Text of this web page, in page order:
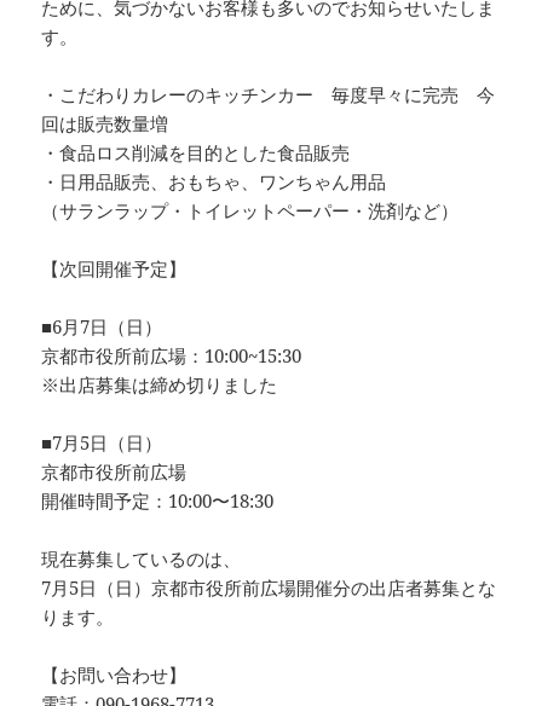
ために、気づかないお客様も多いのでお知らせいたしま
す。
・こだわりカレーのキッチンカー 毎度早々に完売 今
回は販売数量増
・食品ロス削減を目的とした食品販売
・日用品販売、おもちゃ、ワンちゃん用品
（サランラップ・トイレットペーパー・洗剤など）
【次回開催予定】
■6月7日（日）
京都市役所前広場：10:00~15:30
※出店募集は締め切りました
■7月5日（日）
京都市役所前広場
開催時間予定：10:00〜18:30
現在募集しているのは、
7月5日（日）京都市役所前広場開催分の出店者募集とな
ります。
【お問い合わせ】